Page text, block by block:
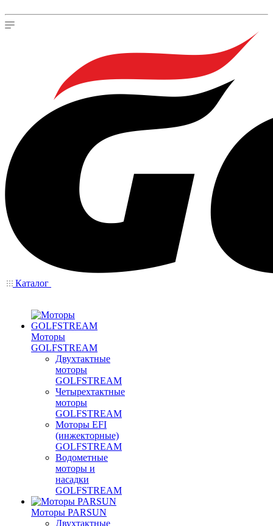
Каталог
Моторы
GOLFSTREAM
Двухтактные
моторы
GOLFSTREAM
Четырехтактные
моторы
GOLFSTREAM
Моторы EFI
(инжекторные)
GOLFSTREAM
Водометные
моторы и
насадки
GOLFSTREAM
Моторы PARSUN
Двухтактные